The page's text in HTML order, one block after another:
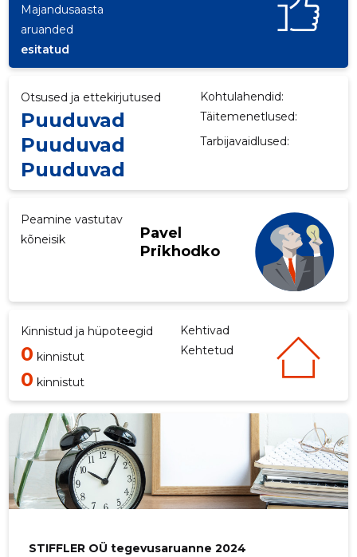
Majandusaasta
aruanded
esitatud
Otsused ja ettekirjutused Kohtulahendid:
Puuduvad Täitemenetlused:
Puuduvad Tarbijavaidlused:
Puuduvad
Peamine vastutav
kõneisik
Pavel
Prikhodko
Kinnistud ja hüpoteegid Kehtivad
0 kinnistut Kehtetud
0 kinnistut
STIFFLER OÜ tegevusaruanne 2024